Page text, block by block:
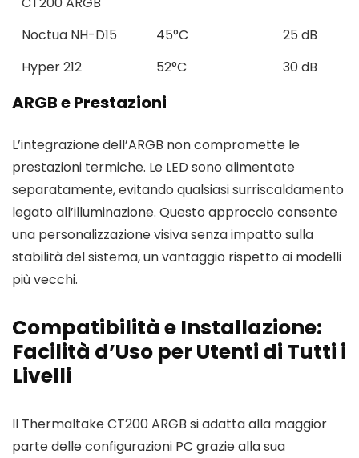
Noctua NH-D15 45°C
25 dB
Hyper 212
52°C 30 dB
ARGB e Prestazioni
L’integrazione dell’ARGB non compromette le
prestazioni termiche. Le LED sono alimentate
separatamente, evitando qualsiasi surriscaldamento
legato all’illuminazione. Questo approccio consente
una personalizzazione visiva senza impatto sulla
stabilità del sistema, un vantaggio rispetto ai modelli
più vecchi.
Compatibilità e Installazione:
Facilità d’Uso per Utenti di Tutti i
Livelli
Il Thermaltake CT200 ARGB si adatta alla maggior
parte delle configurazioni PC grazie alla sua